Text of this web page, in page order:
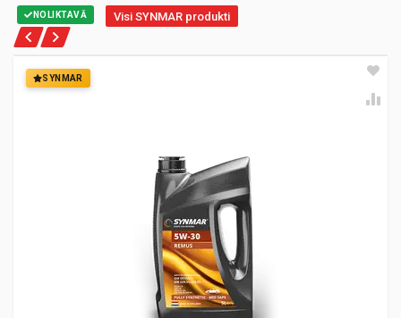
NOLIKTAVĀ Visi SYNMAR produkti
SYNMAR